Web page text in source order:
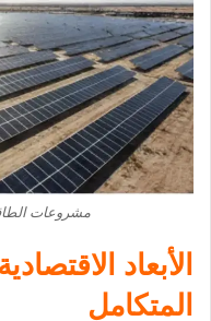
مشروعات
الأبعاد
المتكامل